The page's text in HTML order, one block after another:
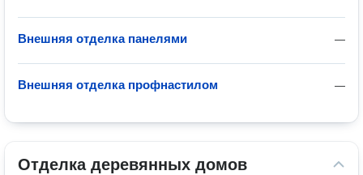
—
Внешняя отделка панелями
—
Внешняя отделка профнастилом
Отделка деревянных домов